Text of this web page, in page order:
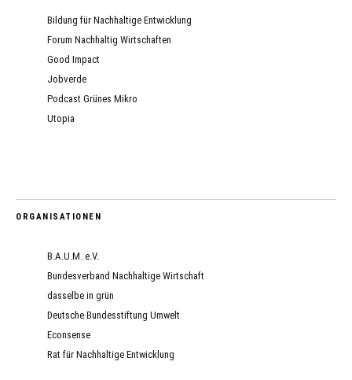
Bildung für Nachhaltige Entwicklung
Forum Nachhaltig Wirtschaften
Good Impact
Jobverde
Podcast Grünes Mikro
Utopia
ORGANISATIONEN
B.A.U.M. e.V.
Bundesverband Nachhaltige Wirtschaft
dasselbe in grün
Deutsche Bundesstiftung Umwelt
Econsense
Rat für Nachhaltige Entwicklung